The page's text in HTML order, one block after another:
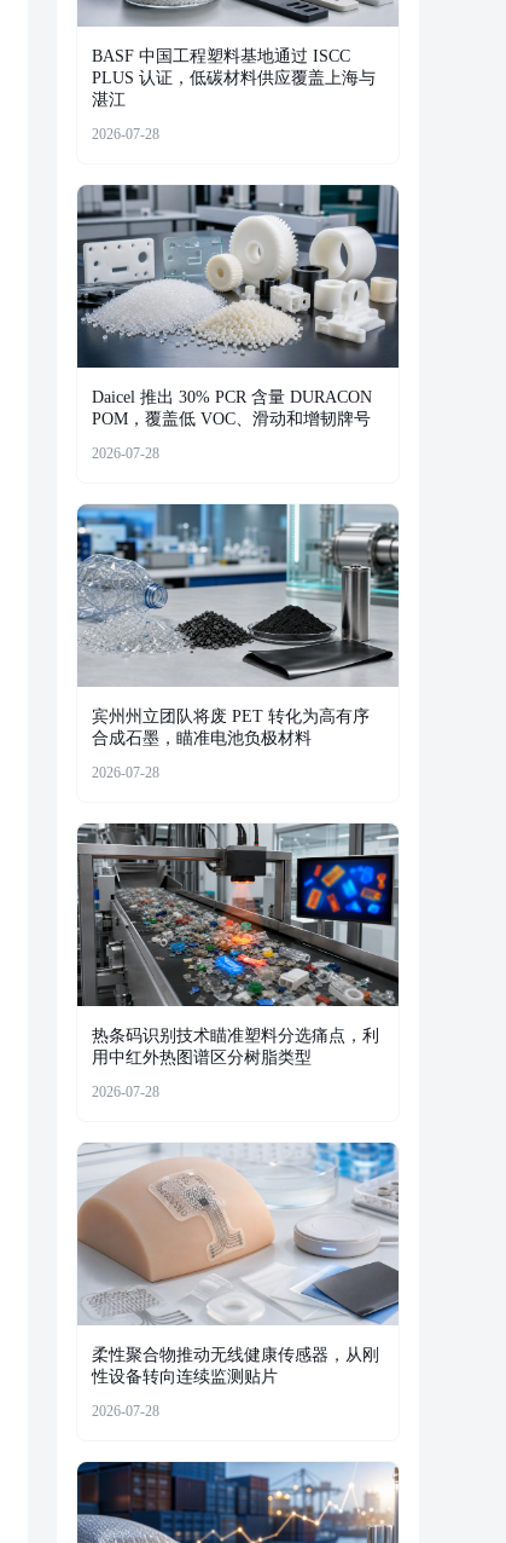
BASF 中国工程塑料基地通过 ISCC
PLUS 认证，低碳材料供应覆盖上海与
湛江
2026-07-28
Daicel 推出 30% PCR 含量 DURACON
POM，覆盖低 VOC、滑动和增韧牌号
2026-07-28
宾州州立团队将废 PET 转化为高有序
合成石墨，瞄准电池负极材料
2026-07-28
热条码识别技术瞄准塑料分选痛点，利
用中红外热图谱区分树脂类型
2026-07-28
柔性聚合物推动无线健康传感器，从刚
性设备转向连续监测贴片
2026-07-28